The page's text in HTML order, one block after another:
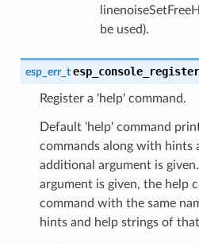
be used).
esp_err_t
Register a 'help' command.
Default 'help' command
commands along with hints
additional argument is
argument is given, the help
command with the same
hints and help strings of